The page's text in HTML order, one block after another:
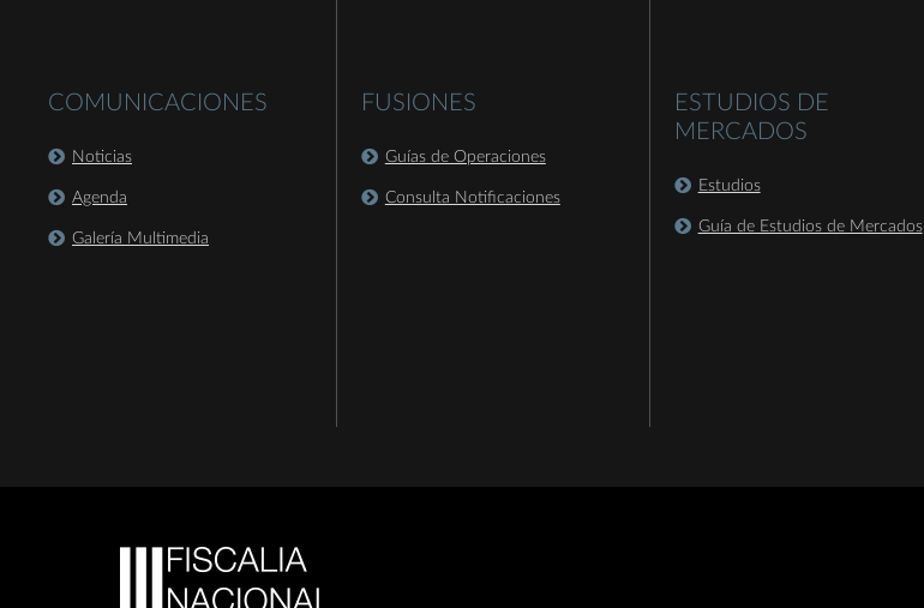
COMUNICACIONES
Noticias
Agenda
Galería Multimedia
FUSIONES
Guías de Operaciones
Consulta Notificaciones
ESTUDIOS DE
MERCADOS
Estudios
Guía de Estudios de Mercados